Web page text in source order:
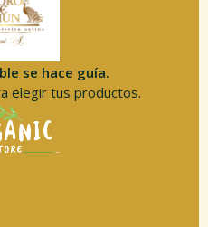
se hace guía.
elegir tus productos.